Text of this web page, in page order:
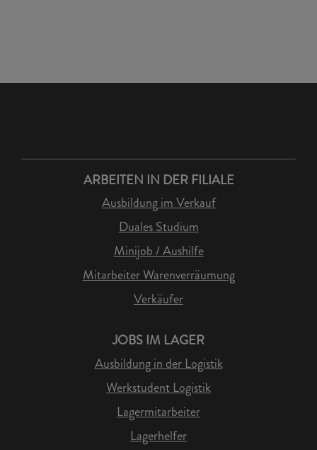
ARBEITEN IN DER FILIALE
Ausbildung im Verkauf
Duales Studium
Minijob / Aushilfe
Mitarbeiter Warenverräumung
Verkäufer
JOBS IM LAGER
Ausbildung in der Logistik
Werkstudent Logistik
Lagermitarbeiter
Lagerhelfer